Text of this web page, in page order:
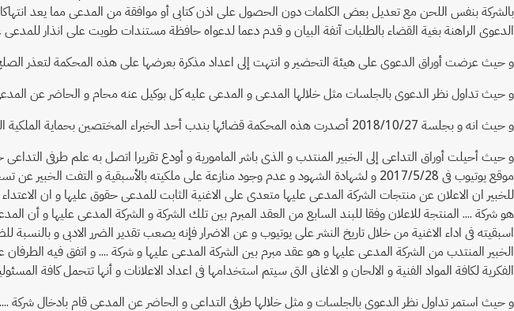
بالشركة بنفس اللحن مع تعديل بعض الكلمات دون الحصول على اذن كتابى أو موافقة من المدعى مما يعد انتهاكا
الدعوى الراهنة بغية القضاء بالطلبات آنفة البيان و قدم دعما لدعواه حافظة مستندات طويت على انذار
و حيث عرضت أوراق الدعوى على هيئة التحضير و انتهت إلى اعداد مذكرة بعرضها على هذه المحكمة لتعذر
و حيث تداول نظر الدعوى بالجلسات مثل خلالها المدعى و المدعى عليه كل بوكيل عنه محام و الحاضر عن
و حيث انه و بجلسة 2018/10/27 أصدرت هذه المحكمة قضائها بندب أحد الخبراء المختصين بحماية الملكية الفكرية لأداء المأمورية المبينة بمنطوق ذلك القضاء و إليه نحيل منعا للتكرار .
و حيث أحيلت أوراق التداعى إلى الخبير المنتدب و الذى باشر المامورية و أودع تقريرا اتصل به علم طرفى
موقع يوتيوب فى 2017/5/28 و لشهادة الشهود و عدم وجود منازعة على ملكيته بالأسبقية و التفت
هو شركة .... المنتجة للاعلان وفقا للبند السابع من العقد المبرم بين تلك الشركة و الشركة المدعى عليها و أن
اسبقيته فى اداء الاغنية من خلال تاريخ النشر على يوتيوب و عن الاضرار فإنه يصعب تقدير الضرر الادبى و
الخبير المنتدب من الشركة المدعى عليها و هو عقد مبرم بين الشركة المدعى عليها و شركة .... و اتفق فيه الطرفان
الفكرية لكافة المواد الفنية و الالحان و الاغانى التى سيتم استخدامها فى اعداد الاعلانات و أنها تتحمل كافة
و حيث استمر تداول نظر الدعوى بالجلسات و مثل خلالها طرفى التداعى و الحاضر عن المدعى قام بادخال